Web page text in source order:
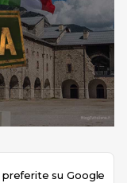
su Google